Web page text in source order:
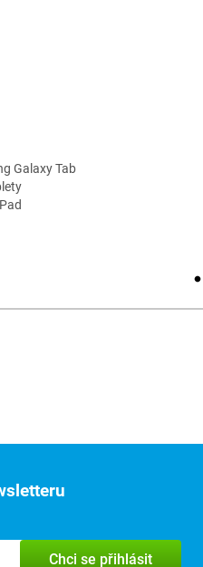
Galaxy Tab
Chci se přihlásit